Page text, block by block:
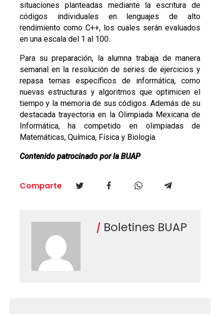
situaciones planteadas mediante la escritura de
códigos individuales en lenguajes de alto
rendimiento como C++, los cuales serán evaluados
en una escala del 1 al 100.
Para su preparación, la alumna trabaja de manera
semanal en la resolución de series de ejercicios y
repasa temas específicos de informática, como
nuevas estructuras y algoritmos que optimicen el
tiempo y la memoria de sus códigos. Además de su
destacada trayectoria en la Olimpiada Mexicana de
Informática, ha competido en olimpiadas de
Matemáticas, Química, Física y Biología.
Contenido patrocinado por la BUAP
Comparte
Boletines BUAP